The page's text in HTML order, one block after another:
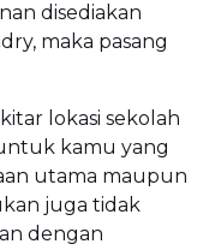
disediakan
maka pasang
lokasi sekolah
kamu yang
utama maupun
juga tidak
dengan